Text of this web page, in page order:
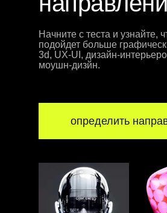
Начните с теста и узнайте,
подойдет больше
3d, UX-UI, дизайн-
моушн-дизйн.
определить